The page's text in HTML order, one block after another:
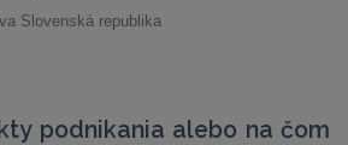
Slovenská republika
podnikania alebo na čom